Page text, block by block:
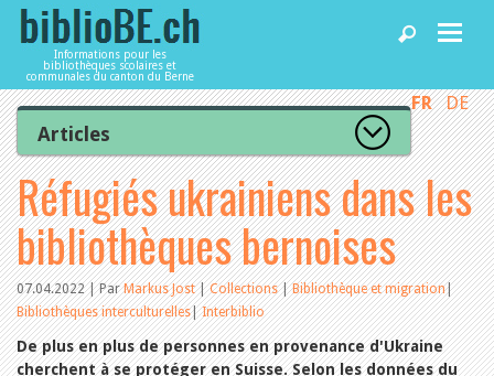
Informations pour les
bibliothèques scolaires et
communales du canton du Berne
Accueil
Articles
Bibliothèques
Agenda
FR DE
Articles
Tous les articles
Articles recommandés
Les mieux notés
Catégories
L’Office de la culture informe
La Commission informe
Les bibliothèques informent
Organisation
Locaux et infrastructure
Collections
Réfugiés ukrainiens dans les
bibliothèques bernoises
07.04.2022 | ParMarkus Jost|Collections|Bibliothèque et migration|
Bibliothèques interculturelles|Interbiblio
De plus en plus de personnes en provenance d'Ukraine
cherchent à se protéger en Suisse. Selon les données du